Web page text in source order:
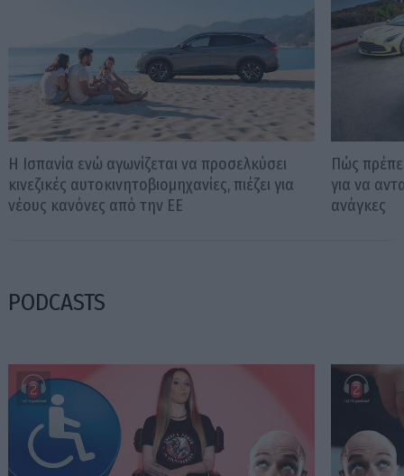
Η Ισπανία ενώ αγωνίζεται να προσελκύσει
κινεζικές αυτοκινητοβιομηχανίες, πιέζει για
νέους κανόνες από την ΕΕ
Πώς
για να
ανάγκες
PODCASTS